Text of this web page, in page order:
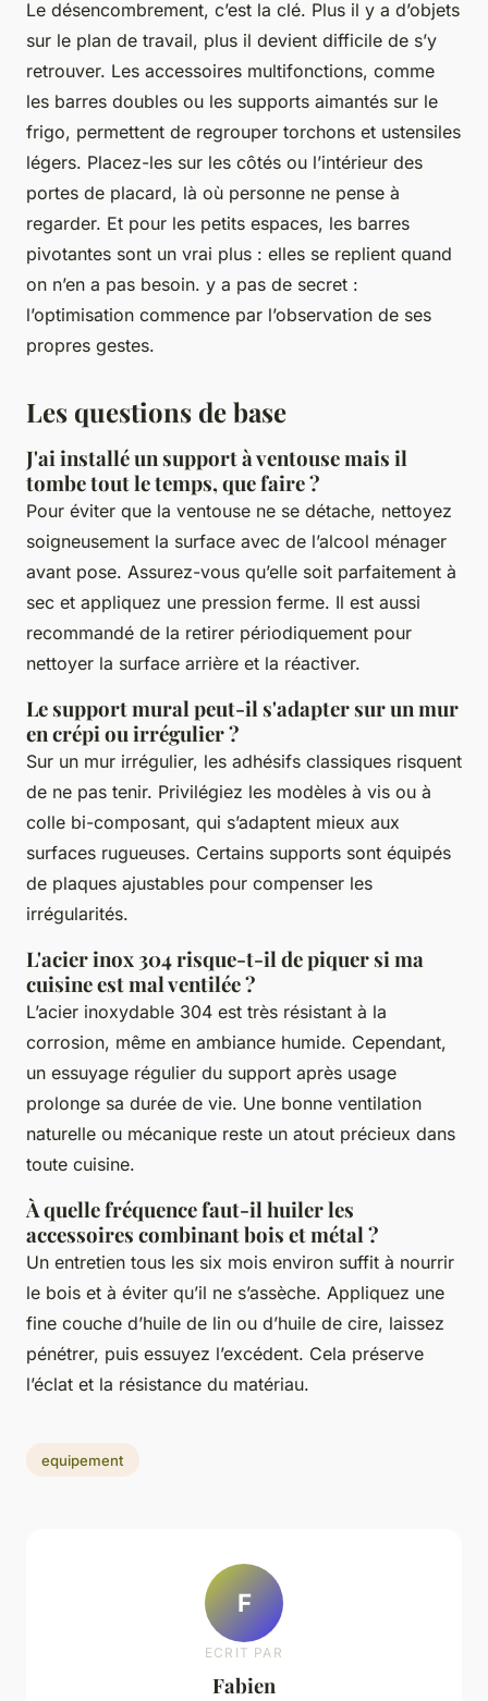
Le désencombrement, c’est la clé. Plus il y a d’objets
sur le plan de travail, plus il devient difficile de s’y
retrouver. Les accessoires multifonctions, comme
les barres doubles ou les supports aimantés sur le
frigo, permettent de regrouper torchons et ustensiles
légers. Placez-les sur les côtés ou l’intérieur des
portes de placard, là où personne ne pense à
regarder. Et pour les petits espaces, les barres
pivotantes sont un vrai plus : elles se replient quand
on n’en a pas besoin. y a pas de secret :
l’optimisation commence par l’observation de ses
propres gestes.
Les questions de base
J'ai installé un support à ventouse mais il
tombe tout le temps, que faire ?
Pour éviter que la ventouse ne se détache, nettoyez
soigneusement la surface avec de l’alcool ménager
avant pose. Assurez-vous qu’elle soit parfaitement à
sec et appliquez une pression ferme. Il est aussi
recommandé de la retirer périodiquement pour
nettoyer la surface arrière et la réactiver.
Le support mural peut-il s'adapter sur un mur
en crépi ou irrégulier ?
Sur un mur irrégulier, les adhésifs classiques risquent
de ne pas tenir. Privilégiez les modèles à vis ou à
colle bi-composant, qui s’adaptent mieux aux
surfaces rugueuses. Certains supports sont équipés
de plaques ajustables pour compenser les
irrégularités.
L'acier inox 304 risque-t-il de piquer si ma
cuisine est mal ventilée ?
L’acier inoxydable 304 est très résistant à la
corrosion, même en ambiance humide. Cependant,
un essuyage régulier du support après usage
prolonge sa durée de vie. Une bonne ventilation
naturelle ou mécanique reste un atout précieux dans
toute cuisine.
À quelle fréquence faut-il huiler les
accessoires combinant bois et métal ?
Un entretien tous les six mois environ suffit à nourrir
le bois et à éviter qu’il ne s’assèche. Appliquez une
fine couche d’huile de lin ou d’huile de cire, laissez
pénétrer, puis essuyez l’excédent. Cela préserve
l’éclat et la résistance du matériau.
equipement
F
ECRIT PAR
Fabien